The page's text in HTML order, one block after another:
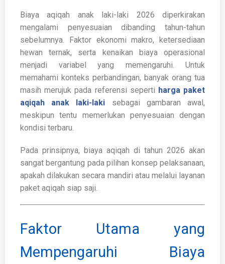
Biaya aqiqah anak laki-laki 2026 diperkirakan
mengalami penyesuaian dibanding tahun-tahun
sebelumnya. Faktor ekonomi makro, ketersediaan
hewan ternak, serta kenaikan biaya operasional
menjadi variabel yang memengaruhi. Untuk
memahami konteks perbandingan, banyak orang tua
masih merujuk pada referensi seperti harga paket
aqiqah anak laki-laki sebagai gambaran awal,
meskipun tentu memerlukan penyesuaian dengan
kondisi terbaru.
Pada prinsipnya, biaya aqiqah di tahun 2026 akan
sangat bergantung pada pilihan konsep pelaksanaan,
apakah dilakukan secara mandiri atau melalui layanan
paket aqiqah siap saji.
Faktor Utama yang
Mempengaruhi Biaya